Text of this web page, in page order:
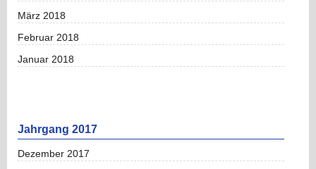
März 2018
Februar 2018
Januar 2018
Jahrgang 2017
Dezember 2017